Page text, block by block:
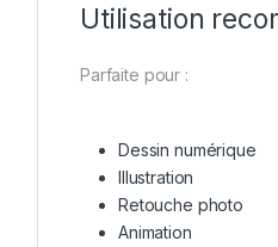
Utilisation
Parfaite pour :
Dessin numérique
Illustration
Retouche photo
Animation